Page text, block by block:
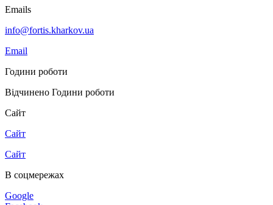
Emails
info@fortis.kharkov.ua
Email
Години роботи
Відчинено Години роботи
Сайт
Сайт
Сайт
В соцмережах
Google